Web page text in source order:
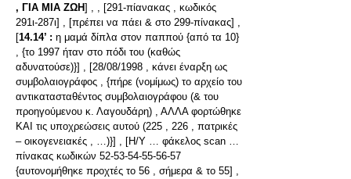
, ΓΙΑ ΜΙΑ ΖΩΗ] , , [291-πίανακας , κωδικός
291ι-287ι] , [πρέπει να πάει & στο 299-πίνακας] ,
[14.14’ : η μαμά δίπλα στον παππού {από τα 10}
, {το 1997 ήταν στο πόδι του (καθώς
αδυνατούσε)}] , [28/08/1998 , κάνει έναρξη ως
συμβολαιογράφος , {πήρε (νομίμως) το αρχείο του
αντικατασταθέντος συμβολαιογράφου (& του
προηγούμενου κ. Λαγουδάρη) , ΑΛΛΑ φορτώθηκε
ΚΑΙ τις υποχρεώσεις αυτού (225 , 226 , πατρικές
– οικογενειακές , …)}] , [Η/Υ … φάκελος scan …
πίνακας κωδικών 52-53-54-55-56-57
{αυτονομήθηκε προχτές το 56 , σήμερα & το 55] ,